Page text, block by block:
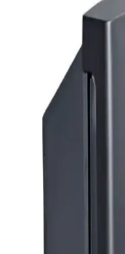
İç mekan hava
iyonlaştırma ve
alanlarını daha
Kurutek
Kurutek KT12C ve
rutubet ve küf
sağlayan bu